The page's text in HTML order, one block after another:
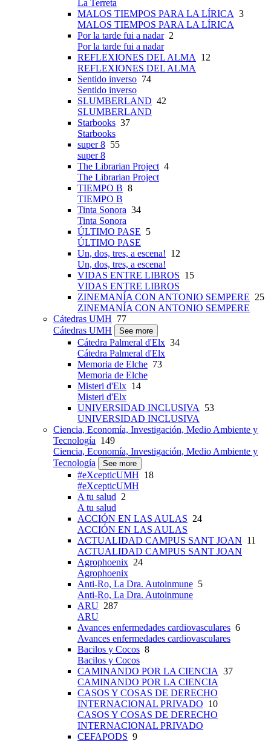
La Terreta
MALOS TIEMPOS PARA LA LÍRICA 3
MALOS TIEMPOS PARA LA LÍRICA
Por la tarde fui a nadar2
Por la tarde fui a nadar
REFLEXIONES DEL ALMA 12
REFLEXIONES DEL ALMA
Sentido inverso 74
Sentido inverso
SLUMBERLAND 42
SLUMBERLAND
Starbooks 37
Starbooks
super 8 55
super 8
The Librarian Project4
The Librarian Project
TIEMPO B 8
TIEMPO B
Tinta Sonora 34
Tinta Sonora
ÚLTIMO PASE 5
ÚLTIMO PASE
Un, dos, tres, a escena! 12
Un, dos, tres, a escena!
VIDAS ENTRE LIBROS 15
VIDAS ENTRE LIBROS
ZINEMANÍA CON ANTONIO SEMPERE 25
ZINEMANÍA CON ANTONIO SEMPERE
Cátedras UMH 77
Cátedras UMH
See more
Cátedra Palmeral d'Elx 34
Cátedra Palmeral d'Elx
Memoria de Elche 73
Memoria de Elche
Misteri d'Elx 14
Misteri d'Elx
UNIVERSIDAD INCLUSIVA 53
UNIVERSIDAD INCLUSIVA
Ciencia, Economía, Investigación, Medio Ambiente y
Tecnología 149
Ciencia, Economía, Investigación, Medio Ambiente y
Tecnología
See more
#eXcepticUMH 18
#eXcepticUMH
A tu salud 2
A tu salud
ACCIÓN EN LAS AULAS 24
ACCIÓN EN LAS AULAS
ACTUALIDAD CAMPUS SANT JOAN 11
ACTUALIDAD CAMPUS SANT JOAN
Agrophoenix 24
Agrophoenix
Anti-Ro, La Dra. Autoinmune 5
Anti-Ro, La Dra. Autoinmune
ARU 287
ARU
Avances enfermedades cardiovasculares 6
Avances enfermedades cardiovasculares
Bacilos y Cocos 8
Bacilos y Cocos
CAMINANDO POR LA CIENCIA 37
CAMINANDO POR LA CIENCIA
CASOS Y COSAS DE DERECHO
INTERNACIONAL PRIVADO 10
CASOS Y COSAS DE DERECHO
INTERNACIONAL PRIVADO
CEFAPODS 9